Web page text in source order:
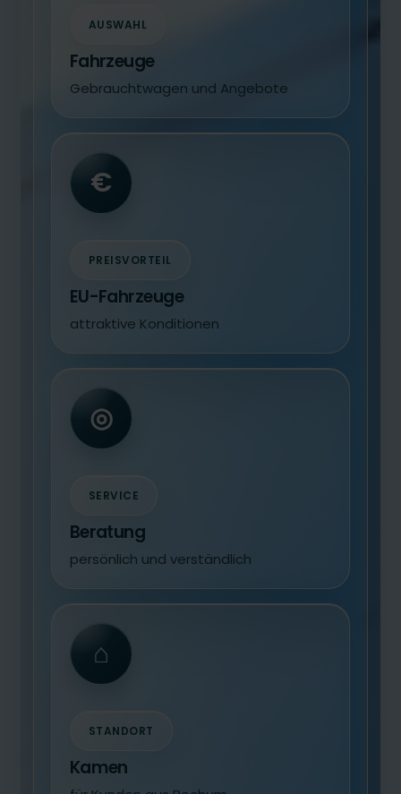
AUSWAHL
Fahrzeuge
Gebrauchtwagen und Angebote
€
PREISVORTEIL
EU-Fahrzeuge
attraktive Konditionen
◎
SERVICE
Beratung
persönlich und verständlich
⌂
STANDORT
Kamen